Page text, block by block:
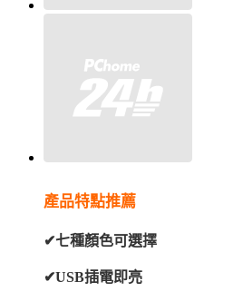
產品特點推薦
✔七種顏色可選擇
✔USB插電即亮